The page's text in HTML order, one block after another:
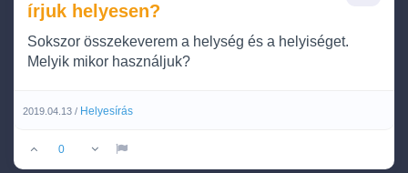
írjuk helyesen?
Sokszor összekeverem a helység és a helyiséget.
Melyik mikor használjuk?
2019.04.13 / Helyesírás
0